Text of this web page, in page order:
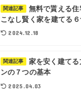
関連記事
無料で貰える
こなし賢く家を建てる
2024.12.18
関連記事
家を安く建て
ンの７つの基本
2025.04.03